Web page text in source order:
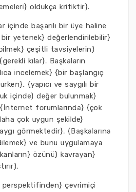
oldukça kritiktir}.
içinde başarılı bir üye haline
yetenek} değerlendirilebilir}
çeşitli tavsiyelerin}
kılar}. Başkaların
incelemek} {bir başlangıç
{yapıcı ve saygılı bir
içinde} değer bulunmak}
forumlarında} {çok
çok uygun şekilde}
görmektedir}. {Başkalarına
ve bunu uygulamaya
özünü} kavrayan}
perspektifinden} çevrimiçi